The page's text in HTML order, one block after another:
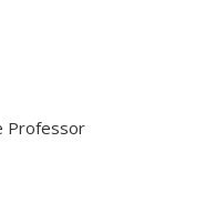
Professor